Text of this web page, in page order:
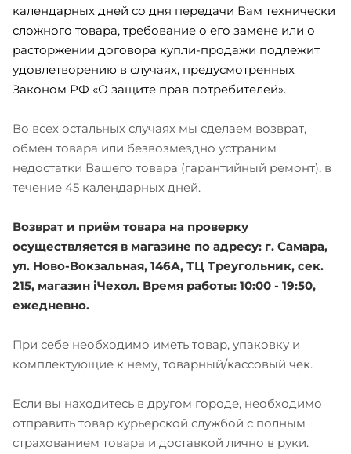
календарных дней со дня передачи Вам технически
сложного товара, требование о его замене или о
расторжении договора купли-продажи подлежит
удовлетворению в случаях, предусмотренных
Законом РФ «О защите прав потребителей».
Во всех остальных случаях мы сделаем возврат,
обмен товара или безвозмездно устраним
недостатки Вашего товара (гарантийный ремонт), в
течение 45 календарных дней.
Возврат и приём товара на проверку
осуществляется в магазине по адресу: г. Самара,
ул. Ново-Вокзальная, 146А, ТЦ Треугольник, сек.
215, магазин iЧехол. Время работы: 10:00 - 19:50,
ежедневно.
При себе необходимо иметь товар, упаковку и
комплектующие к нему, товарный/кассовый чек.
Если вы находитесь в другом городе, необходимо
отправить товар курьерской службой с полным
страхованием товара и доставкой лично в руки.